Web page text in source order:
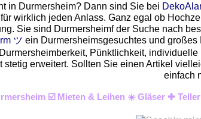
in Durmersheim? Dann sind Sie bei
wirklich jeden Anlass. Ganz egal ob
Sie sind Durmersheimf der Suche nach
ツ ein Durmersheimsgesuchtes und
Pünktlichkeit,
erweitert. Sollten Sie einen Artikel
einfach
☑️ Mieten & Leihen ☀️ Gläser ✚